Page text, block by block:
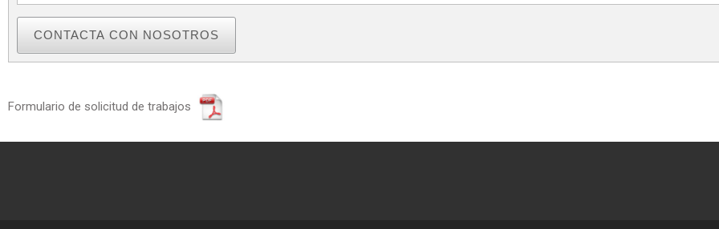
CONTACTA CON NOSOTROS
Formulario de solicitud de trabajos